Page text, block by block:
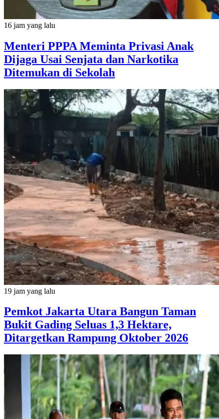
16 jam yang lalu
Menteri PPPA Meminta Privasi Anak
Dijaga Usai Senjata dan Narkotika
Ditemukan di Sekolah
19 jam yang lalu
Pemkot Jakarta Utara Bangun Taman
Bukit Gading Seluas 1,3 Hektare,
Ditargetkan Rampung Oktober 2026